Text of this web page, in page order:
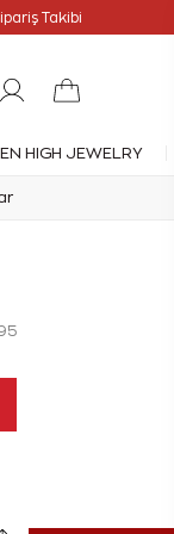
Takibi
HIGH JEWELRY